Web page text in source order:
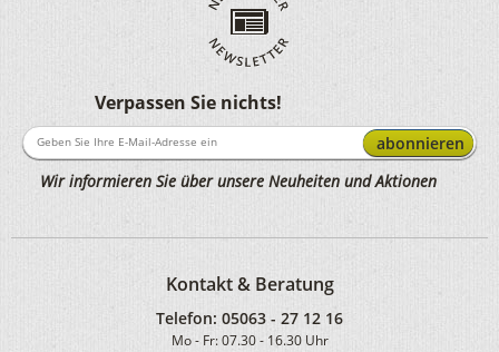
Verpassen Sie nichts!
abonnieren
Wir informieren Sie über unsere Neuheiten und Aktionen
Kontakt & Beratung
Telefon: 05063 - 27 12 16
Mo - Fr: 07.30 - 16.30 Uhr